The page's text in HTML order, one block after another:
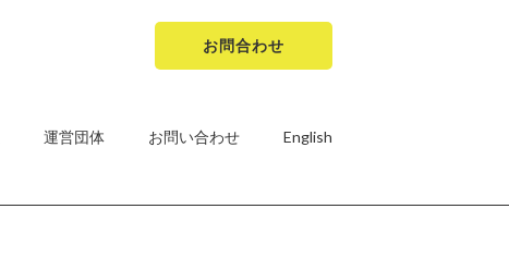
お問合わせ
運営団体 お問い合わせ English